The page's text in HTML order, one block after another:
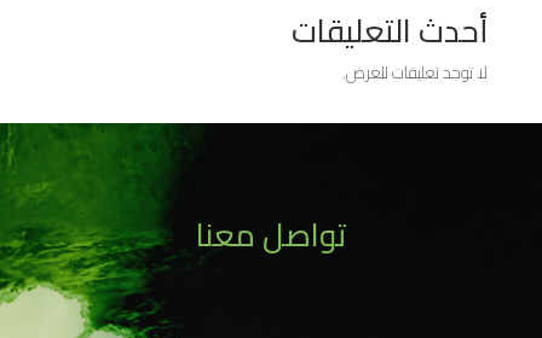
أحدث التعليقات
لا توجد تعليقات للعرض.
تواصل معنا